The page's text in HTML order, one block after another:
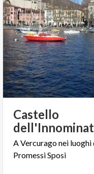
Castello
AVercuragonei luoghi
PromessiSposi